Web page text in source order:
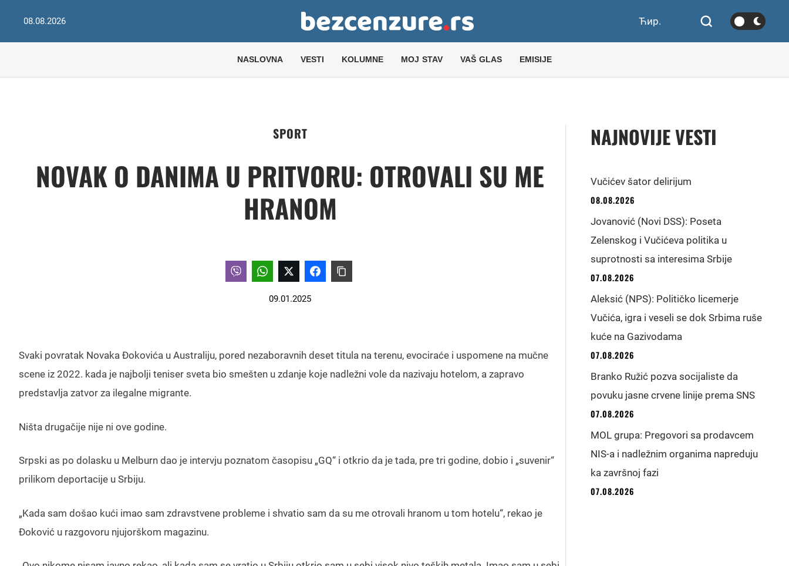
08.08.2026 Ћир.
NASLOVNA VESTI KOLUMNE MOJ STAV VAŠ GLAS EMISIJE
SPORT
NOVAK O DANIMA U PRITVORU: OTROVALI SU ME
HRANOM
09.01.2025
Svaki povratak Novaka Đokovića u Australiju, pored nezaboravnih deset titula na terenu, evociraće i uspomene na mučne
scene iz 2022. kada je najbolji teniser sveta bio smešten u zdanje koje nadležni vole da nazivaju hotelom, a zapravo
predstavlja zatvor za ilegalne migrante.
Ništa drugačije nije ni ove godine.
Srpski as po dolasku u Melburn dao je intervju poznatom časopisu „GQ“ i otkrio da je tada, pre tri godine, dobio i „suvenir“
prilikom deportacije u Srbiju.
„Kada sam došao kući imao sam zdravstvene probleme i shvatio sam da su me otrovali hranom u tom hotelu“, rekao je
Đoković u razgovoru njujorškom magazinu.
NAJNOVIJE VESTI
Vučićev šator delirijum
08.08.2026
Jovanović (Novi DSS): Poseta
Zelenskog i Vučićeva politika u
suprotnosti sa interesima Srbije
07.08.2026
Aleksić (NPS): Političko licemerje
Vučića, igra i veseli se dok Srbima ruše
kuće na Gazivodama
07.08.2026
Branko Ružić pozva socijaliste da
povuku jasne crvene linije prema SNS
07.08.2026
MOL grupa: Pregovori sa prodavcem
NIS-a i nadležnim organima napreduju
ka završnoj fazi
07.08.2026